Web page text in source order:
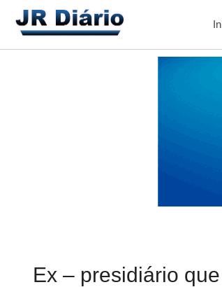
Ex – presidiário